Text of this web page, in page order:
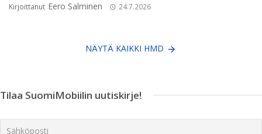
Kirjoittanut Eero Salminen 24.7.2026
NÄYTÄ KAIKKI HMD
Tilaa SuomiMobiilin uutiskirje!